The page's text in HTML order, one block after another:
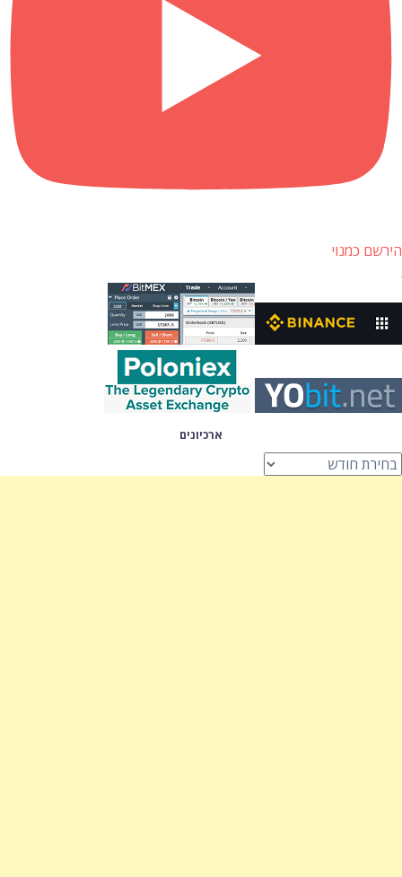
הירשם כמנוי
ארכיונים
ארכיונים